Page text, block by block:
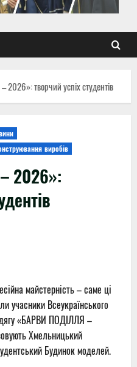
2026»: творчий успіх студентів
виробів
2026»:
майстерність – саме ці
учасники Всеукраїнського
«БАРВИ ПОДІЛЛЯ –
Хмельницький
Будинок моделей.